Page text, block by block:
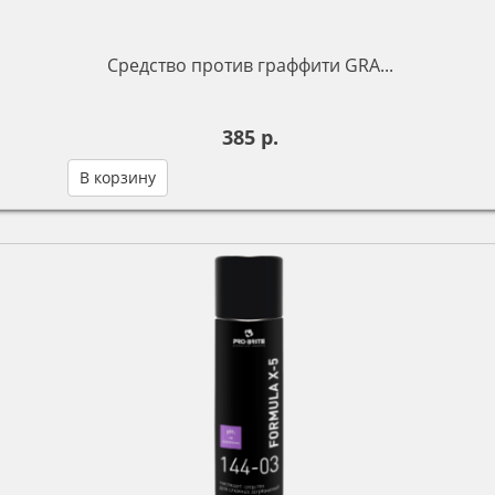
Средство против граффити GRA...
385 р.
В корзину